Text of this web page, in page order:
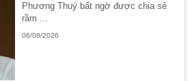
Phương Thuý bất ngờ được chia sẻ
rầm ...
06/08/2026